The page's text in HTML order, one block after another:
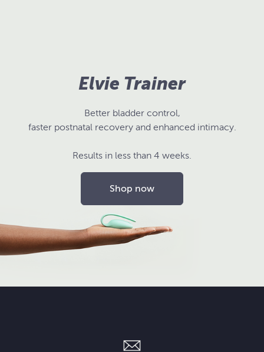
Elvie Trainer
Better bladder control,
faster postnatal recovery and enhanced intimacy.
Results in less than 4 weeks.
Shop now